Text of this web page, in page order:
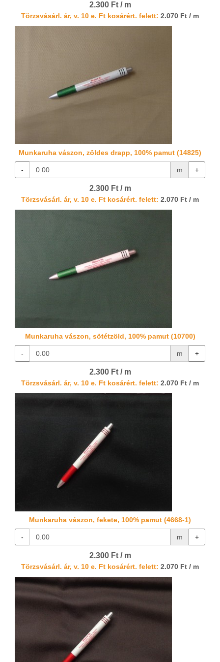
2.300 Ft / m
Törzsvásárl. ár, v. 10 e. Ft kosárért. felett: 2.070 Ft / m
Munkaruha vászon, zöldes drapp, 100% pamut (14825)
- m +
2.300 Ft / m
Törzsvásárl. ár, v. 10 e. Ft kosárért. felett: 2.070 Ft / m
Munkaruha vászon, sötétzöld, 100% pamut (10700)
- m +
2.300 Ft / m
Törzsvásárl. ár, v. 10 e. Ft kosárért. felett: 2.070 Ft / m
Munkaruha vászon, fekete, 100% pamut (4668-1)
- m +
2.300 Ft / m
Törzsvásárl. ár, v. 10 e. Ft kosárért. felett: 2.070 Ft / m